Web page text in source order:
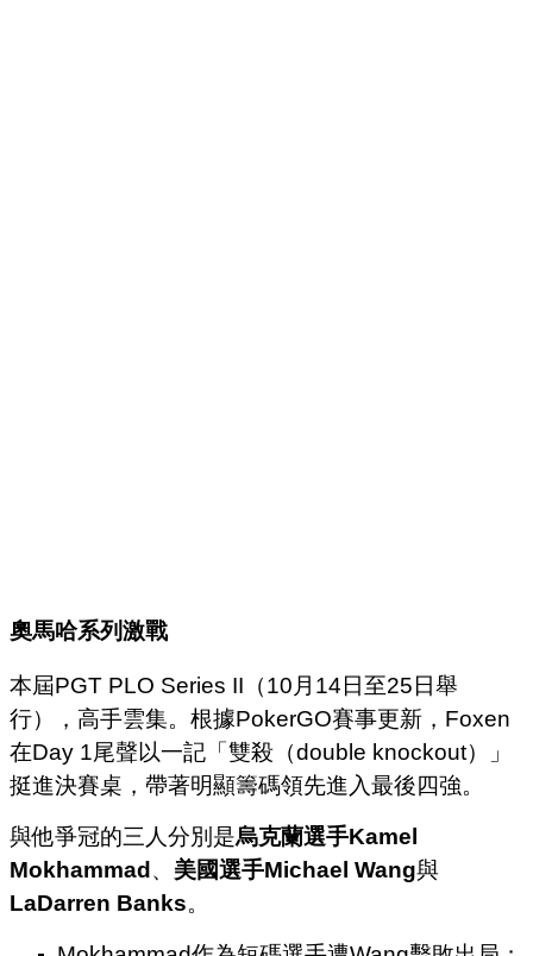
奧馬哈系列激戰
本屆PGT PLO Series II（10月14日至25日舉
行），高手雲集。根據PokerGO賽事更新，Foxen
在Day 1尾聲以一記「雙殺（double knockout）」
挺進決賽桌，帶著明顯籌碼領先進入最後四強。
與他爭冠的三人分別是烏克蘭選手Kamel
Mokhammad、 美國選手Michael Wang與
LaDarren Banks。